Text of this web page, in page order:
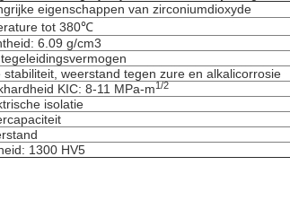
eigenschappen van zirconiumdioxyde
tot 380℃
6.09 g/cm3
stabiliteit, weerstand tegen zure en alkalicorrosie
KIC: 8-11 MPa-m1/2
isolatie
1300 HV5